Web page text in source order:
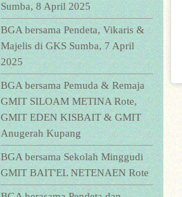
Sumba, 8 April 2025
BGA bersama Pendeta, Vikaris &
Majelis di GKS Sumba, 7 April
2025
BGA bersama Pemuda & Remaja
GMIT SILOAM METINA Rote,
GMIT EDEN KISBAIT & GMIT
Anugerah Kupang
BGA bersama Sekolah Minggudi
GMIT BAIT'EL NETENAEN Rote